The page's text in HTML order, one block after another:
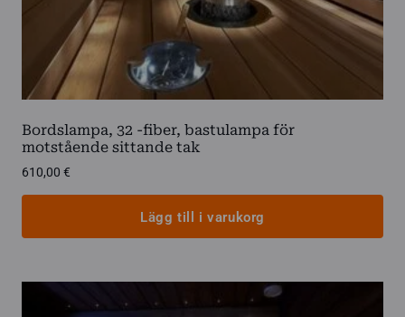
Bordslampa, 32 -fiber, bastulampa för
motstående sittande tak
610,00 €
Lägg till i varukorg